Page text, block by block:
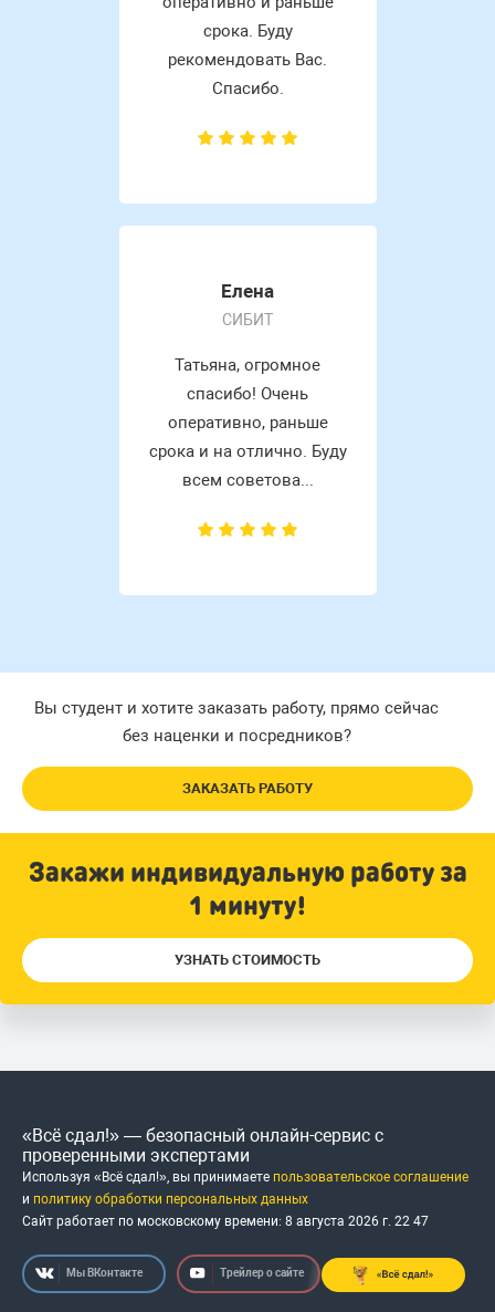
срока. Буду
рекомендовать Вас.
Спасибо.
Елена
СИБИТ
Татьяна, огромное
спасибо! Очень
оперативно, раньше
срока и на отлично. Буду
всем советова...
Вы студент и хотите заказать работу, прямо сейчас
без наценки и посредников?
ЗАКАЗАТЬ РАБОТУ
Закажи индивидуальную работу за
1 минуту!
УЗНАТЬ СТОИМОСТЬ
«Всё сдал!» — безопасный онлайн-сервис с
проверенными экспертами
Используя «Всё сдал!», вы принимаете пользовательское соглашение
и политику обработки персональных данных
Сайт работает по московскому времени: 8 августа 2026 г. 22 47
Мы ВКонтакте Трейлер о сайте